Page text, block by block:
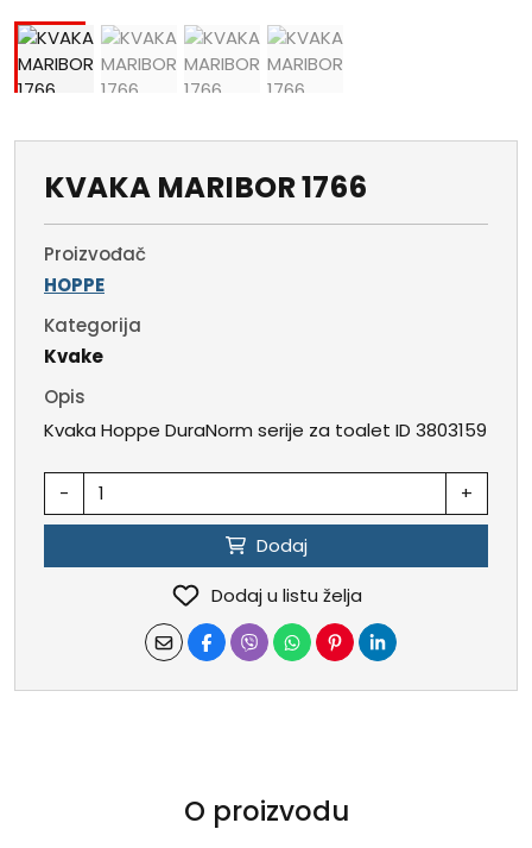
KVAKA MARIBOR 1766
Proizvođač
HOPPE
Kategorija
Kvake
Opis
Kvaka Hoppe DuraNorm serije za toalet ID 3803159
- +
Dodaj
Dodaj u listu želja
O proizvodu